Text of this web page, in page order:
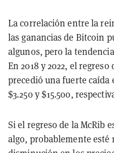
La correlación entre la
las ganancias de Bitcoin
algunos, pero la
En 2018 y 2022, el
precedió una fuerte caída
$3.250 y $15.500,
Si el regreso de la McRib
algo, probablemente esté